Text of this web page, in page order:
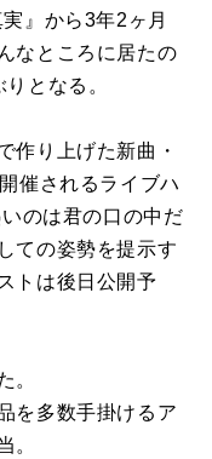
』から3年2ヶ月
なところに居たの
となる。
作り上げた新曲・
催されるライブハ
のは君の口の中だ
ての姿勢を提示す
トは後日公開予
。
を多数手掛けるア
。